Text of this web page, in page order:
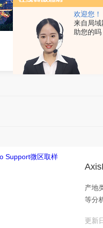
欢迎您！
来自局
助您的吗
产地类别 进口 应用领域 化工,石油,电子,汽车,电气 Micro
等分
更新